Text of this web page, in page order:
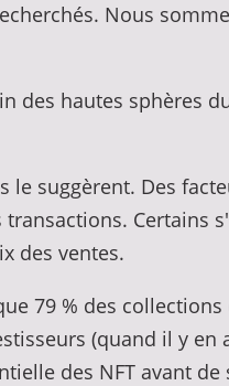
Nous
hautes sphères
suggèrent. Des
Certains
des ventes.
79 % des
(quand il y en
des NFT avant de